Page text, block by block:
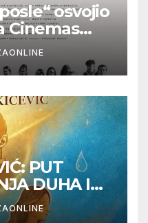
osvojio
Cinemas
festivalu
PUT
DUHA I